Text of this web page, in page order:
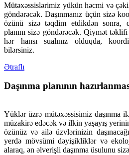
Mütəxəssislərimiz yükün həcmi və
göndərəcək. Daşınmanız üçün sizə
özünü sizə təqdim etdikdən sonra,
planını sizə göndərəcək. Qiymət
hər hansı sualınız olduqda,
bilərsiniz.
Ətraflı
Daşınma planının
Yüklər üzrə mütəxəssisimiz daşınma
müzakirə edəcək və ilkin yaşayış
özünüz və ailə üzvlərinizin
yerdə mövsümi dəyişikliklər və
alaraq, ən əlverişli daşınma üsulunu